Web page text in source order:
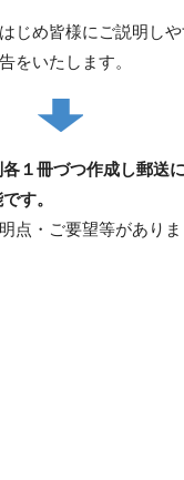
じめ皆様にご説明し
をいたします。
１冊づつ作成し郵送
す。
点・ご要望等がありま